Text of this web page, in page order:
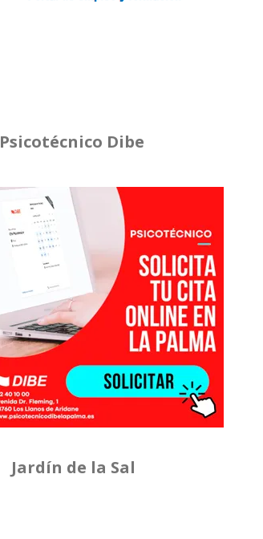
Psicotécnico Dibe
Jardín de la Sal